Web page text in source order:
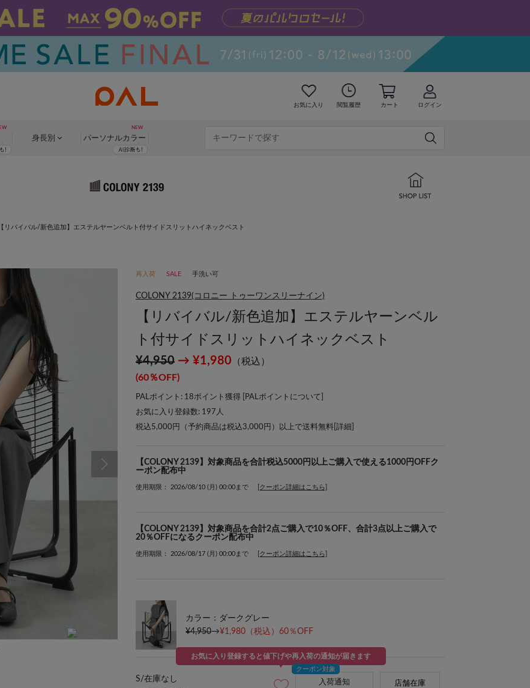
お気に入り 閲覧履歴 カート ログイン
身長別 パーソナルカラー
【リバイバル/新色追加】エステルヤーンベルト付サイドスリットハイネックベスト
着用スタッフ:160cm 着用サイズ:S カラー:ブラック
再入荷 SALE 手洗い可
COLONY 2139(コロニー トゥーワンスリーナイン)
【リバイバル/新色追加】エステルヤーンベル
ト付サイドスリットハイネックベスト
¥4,950 → ¥1,980 （税込）
(60％OFF)
PALポイント: 18ポイント獲得 [ PALポイントについて
お気に入り登録数: 197 人
税込5,000円（予約商品は税込3,000円）以上で送料無料[ 詳細
【COLONY 2139】対象商品を合計税込5000円以上ご購入で使える1000円OFFク
ーポン配布中
使用期限： 2026/08/10 (月) 00:00まで [クーポン詳細はこちら]
【COLONY 2139】対象商品を合計2点ご購入で10％OFF、合計3点以上ご購入で
20％OFFになるクーポン配布中
使用期限： 2026/08/17 (月) 00:00まで [クーポン詳細はこちら]
カラー：ダークグレー
¥4,950→¥1,980 （税込）60％OFF
S/在庫なし
お気に入り登録すると値下げや再入荷の通知が届きます
入荷通知 店舗在庫